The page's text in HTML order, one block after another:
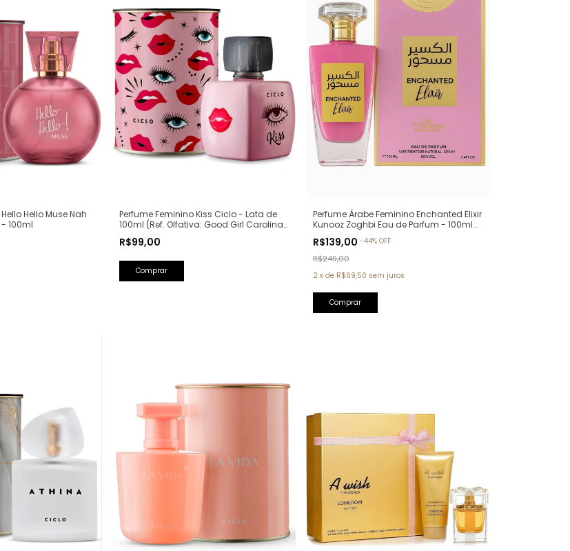
Hello Muse Nah
100ml
Perfume Feminino Kiss Ciclo - Lata de
100ml (Ref. Olfativa: Good Girl Carolina
R$99,00
Perfume Árabe Feminino Enchanted Elixir
Kunooz Zoghbi Eau de Parfum - 100ml
Chanel)
R$139,00 -44% OFF
R$249,00
2 x de R$69,50 sem juros